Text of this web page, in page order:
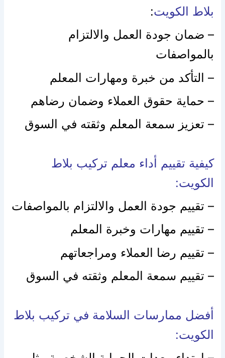
بلاط الكويت:
– ضمان جودة العمل والالتزام
بالمواصفات
– التأكد من خبرة ومهارات المعلم
– حماية حقوق العملاء وضمان رضاهم
– تعزيز سمعة المعلم وثقته في السوق
كيفية تقييم أداء معلم تركيب بلاط
الكويت:
– تقييم جودة العمل والالتزام بالمواصفات
– تقييم مهارات وخبرة المعلم
– تقييم رضا العملاء ومراجعاتهم
– تقييم سمعة المعلم وثقته في السوق
أفضل ممارسات السلامة في تركيب بلاط
الكويت: